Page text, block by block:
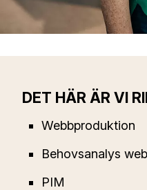
DET HÄR ÄR VI
Webbproduktion
Behovsanalys
PIM